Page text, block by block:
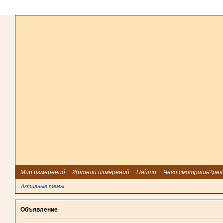
Мир измерений Жители измерений Найти Чего
Активные темы
Объявление